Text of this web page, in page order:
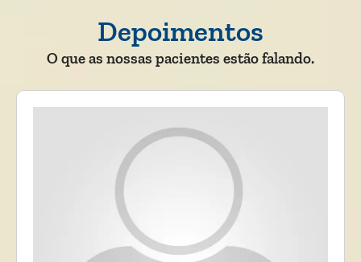
Depoimentos
O que as nossas pacientes estão falando.